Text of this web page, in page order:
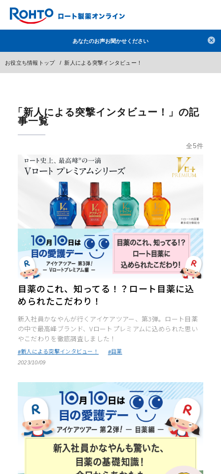
アゼライン酸 ハイドロキノン
冬虫夏草
ヘリオホワイト 制汗剤 数量限定
ブランドから探す 使用用途から探す
成分から探す 注目の商品 を見る
ポイント交換品 を見る お問い合わせ
検索
ログイン / 新規会員登録
商品を探す
サプリメント・食品
美容・スキンケア
∟ スキンケア
お得にお買い物
ポイントを貯める
ジャーナル (美容情報・健康情報・読み物)
スタッフのお気に入り
ロート製薬の想い
ご案内
新着情報
個人情報の取り扱い
医薬品の販売に関する表示
特定商取引に関する法律に基づく表記
あなたのお声お聞かせください
お役立ち情報トップ 新人による突撃インタビュー！
「新人による突撃インタビュー！」の記
事一覧
全5件
目薬のこれ、知ってる！？ロート目薬に込
められたこだわり！
新入社員かなやんが行くアイケアツアー、第3弾。ロート目薬
の中で最高峰ブランド、Vロートプレミアムに込められた思い
やこだわりを徹底調査しました！
新人による突撃インタビュー！ 目薬
2023/10/09